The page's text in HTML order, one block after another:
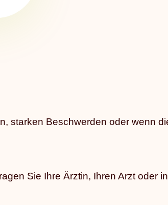
starken Beschwerden oder wenn
Sie Ihre Ärztin, Ihren Arzt oder